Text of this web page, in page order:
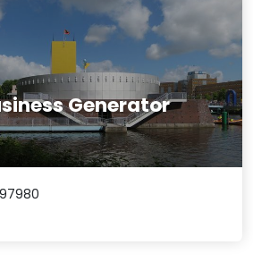
Generator